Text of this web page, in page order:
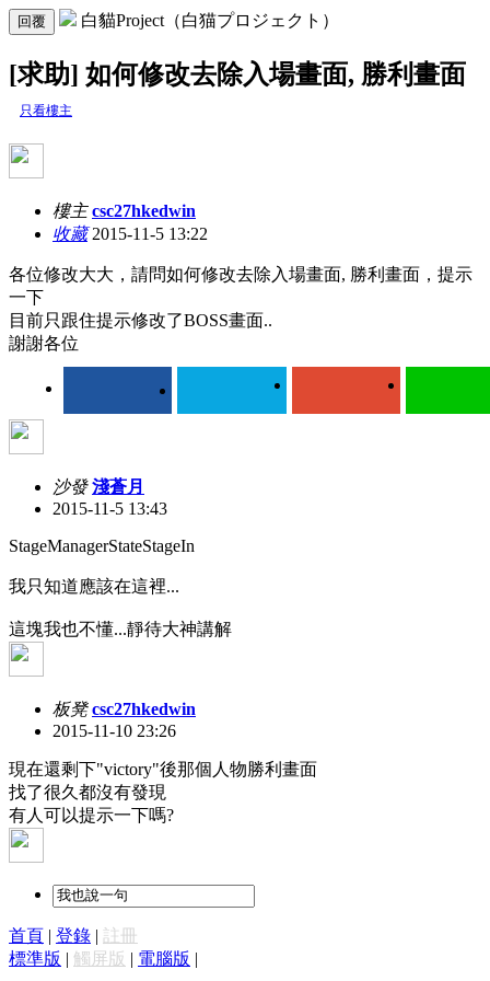
回覆 白貓Project（白猫プロジェクト）
[求助] 如何修改去除入場畫面, 勝利畫面
只看樓主
樓主 csc27hkedwin
收藏2015-11-5 13:22
各位修改大大，請問如何修改去除入場畫面, 勝利畫面，提示
一下
目前只跟住提示修改了BOSS畫面..
謝謝各位
沙發 淺蒼月
2015-11-5 13:43
StageManagerStateStageIn
我只知道應該在這裡...
這塊我也不懂...靜待大神講解
板凳 csc27hkedwin
2015-11-10 23:26
現在還剩下"victory"後那個人物勝利畫面
找了很久都沒有發現
有人可以提示一下嗎?
首頁 | 登錄 | 註冊
標準版 | 觸屏版 | 電腦版 |